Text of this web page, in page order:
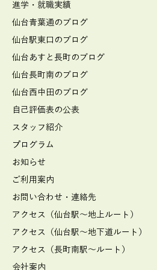
進学・就職実績
仙台青葉通のブログ
仙台駅東口のブログ
仙台あすと長町のブログ
仙台長町南のブログ
仙台西中田のブログ
自己評価表の公表
スタッフ紹介
プログラム
お知らせ
ご利用案内
お問い合わせ・連絡先
アクセス（仙台駅～地上ルート）
アクセス（仙台駅～地下道ルート）
アクセス（長町南駅～ルート）
会社案内